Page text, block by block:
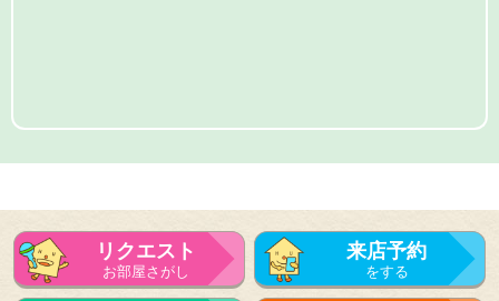
リクエスト
お部屋さがし
来店予約
をする